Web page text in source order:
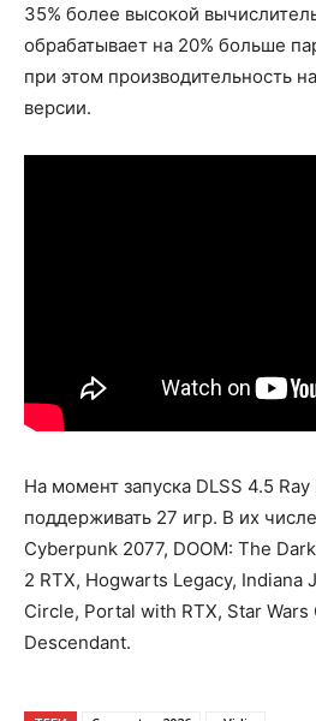
35% более высокой
обрабатывает на 20% больше
при этом производительность
версии.
На момент запуска DLSS 4.5
поддерживать 27 игр. В их
Cyberpunk 2077, DOOM: The
2 RTX, Hogwarts Legacy, Indiana
Circle, Portal with RTX, Star
Descendant.